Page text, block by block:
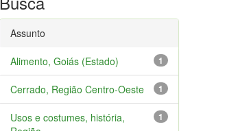
Assunto
1
Alimento, Goiás (Estado)
1
Cerrado, Região Centro-Oeste
1
Usos e costumes, história,